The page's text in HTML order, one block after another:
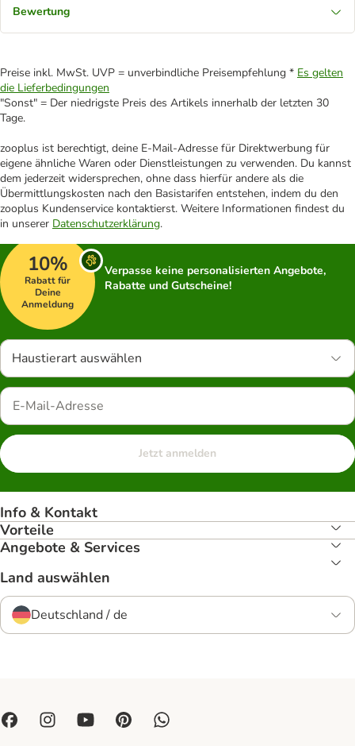
Bewertung
Preise inkl. MwSt. UVP = unverbindliche Preisempfehlung * Es gelten
die Lieferbedingungen
"Sonst" = Der niedrigste Preis des Artikels innerhalb der letzten 30
Tage.
zooplus ist berechtigt, deine E-Mail-Adresse für Direktwerbung für
eigene ähnliche Waren oder Dienstleistungen zu verwenden. Du kannst
dem jederzeit widersprechen, ohne dass hierfür andere als die
Übermittlungskosten nach den Basistarifen entstehen, indem du den
zooplus Kundenservice kontaktierst. Weitere Informationen findest du
in unserer Datenschutzerklärung.
10%
Rabatt für
Deine
Anmeldung
Verpasse keine personalisierten Angebote,
Rabatte und Gutscheine!
Haustierart auswählen
Jetzt anmelden
Info & Kontakt
Vorteile
Angebote & Services
Land auswählen
Deutschland / de